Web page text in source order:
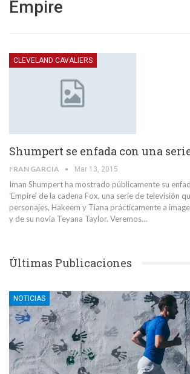
Empire
CLEVELAND CAVALIERS
Shumpert se enfada con una
FRAN GARCIA Mar 13, 2015
Iman Shumpert ha mostrado públicamente su
'Empire' de la cadena Fox, una serie de televisión
personajes, Hakeem y Tiana prácticamente a
y de su novia Teyana Taylor. Veremos…
Últimas Publicaciones
NOTICIAS